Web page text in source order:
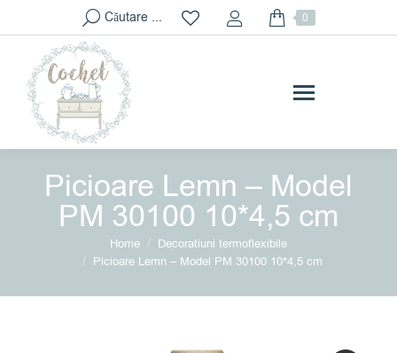
Search:Căutare ... 0
Picioare Lemn – Model
PM 30100 10*4,5 cm
You are here:Home
Decoratiuni termoflexibile
Picioare Lemn – Model PM 30100 10*4,5 cm